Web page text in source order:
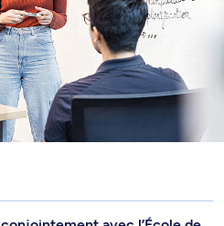
personnelles qui vous
ou une leader dans votre